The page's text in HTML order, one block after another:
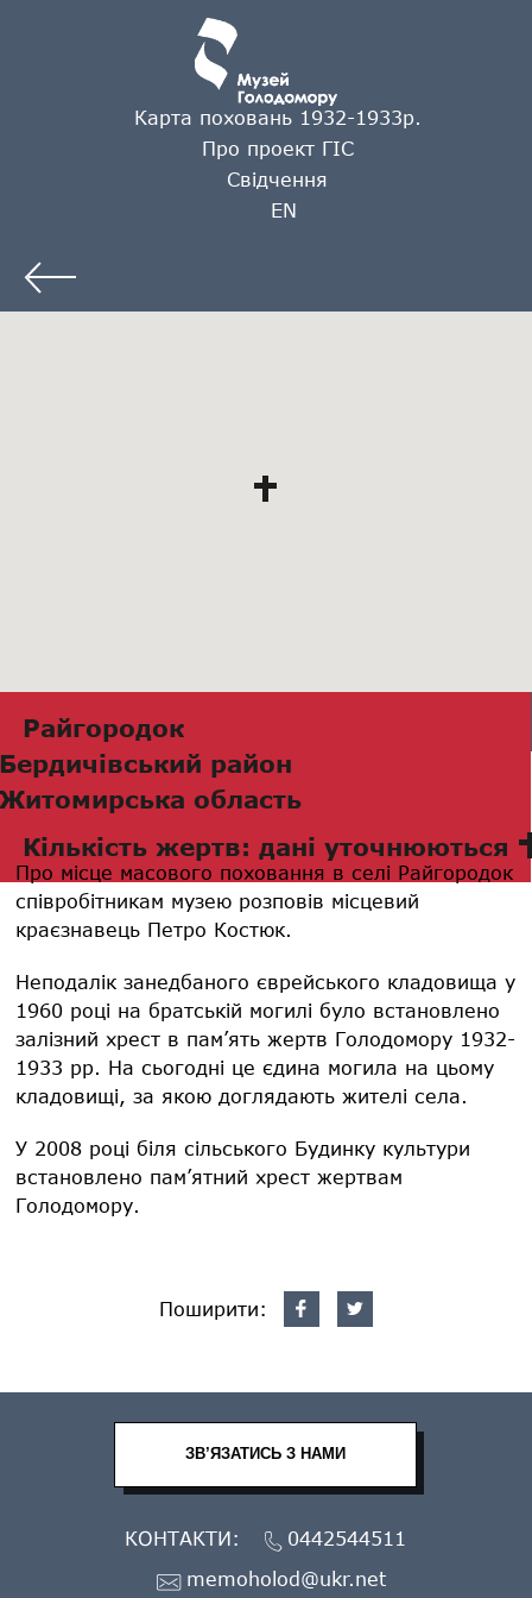
Карта поховань 1932-1933р.
Про проект ГІС
Свідчення
EN
Райгородок
Бердичівський район
Житомирська область
Кількість жертв: дані уточнюються
Про місце масового поховання в селі Райгородок
співробітникам музею розповів місцевий
краєзнавець Петро Костюк.
Неподалік занедбаного єврейського кладовища у
1960 році на братській могилі було встановлено
залізний хрест в пам’ять жертв Голодомору 1932-
1933 рр. На сьогодні це єдина могила на цьому
кладовищі, за якою доглядають жителі села.
У 2008 році біля сільського Будинку культури
встановлено пам’ятний хрест жертвам
Голодомору.
Поширити:
ЗВ’ЯЗАТИСЬ З НАМИ
КОНТАКТИ:
0442544511
memoholod@ukr.net